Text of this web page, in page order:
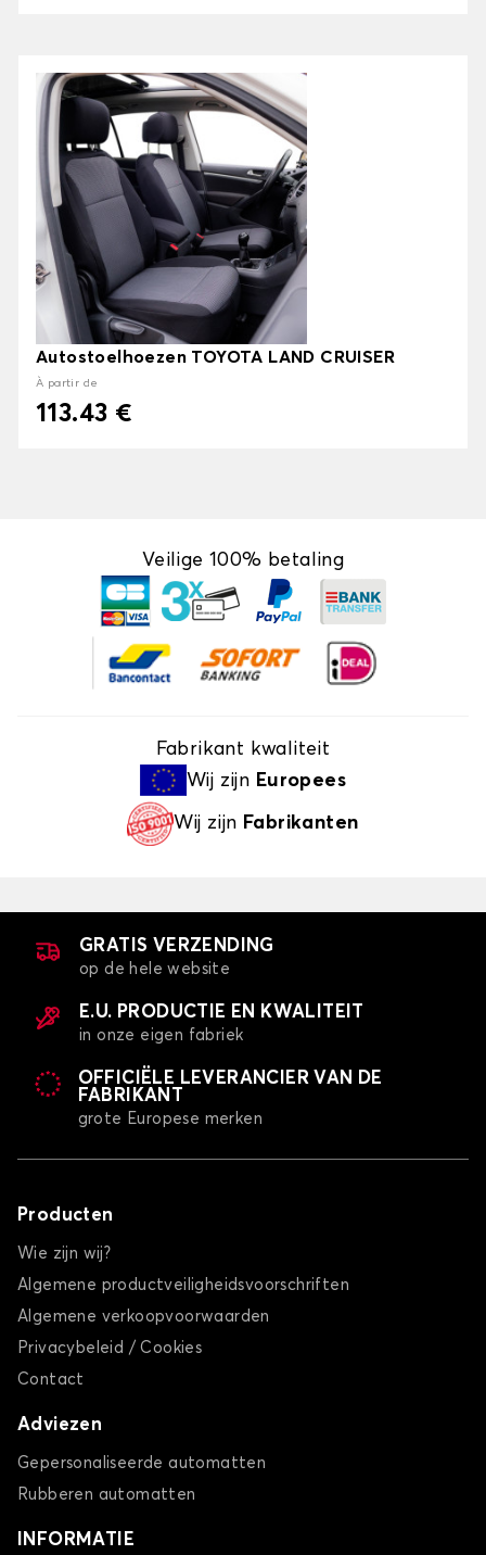
Autostoelhoezen TOYOTA LAND CRUISER
À partir de
113.43 €
Veilige 100% betaling
Fabrikant kwaliteit
Wij zijn Europees
Wij zijn Fabrikanten
GRATIS VERZENDING
op de hele website
E.U. PRODUCTIE EN KWALITEIT
in onze eigen fabriek
OFFICIËLE LEVERANCIER VAN DE
FABRIKANT
grote Europese merken
Producten
Wie zijn wij?
Algemene productveiligheidsvoorschriften
Algemene verkoopvoorwaarden
Privacybeleid / Cookies
Contact
Adviezen
Gepersonaliseerde automatten
Rubberen automatten
INFORMATIE